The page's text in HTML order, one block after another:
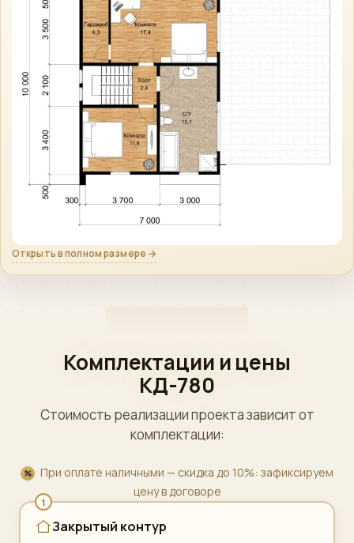
Открыть в полном размере →
Комплектации и цены
КД-780
Стоимость реализации проекта зависит от
комплектации:
При оплате наличными — скидка до 10%: зафиксируем
цену в договоре
1
Закрытый контур